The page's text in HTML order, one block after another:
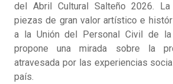
del Abril Cultural Salteño 2026.
piezas de gran valor artístico e
a la Unión del Personal Civil de la
propone una mirada sobre la
atravesada por las experiencias
país.